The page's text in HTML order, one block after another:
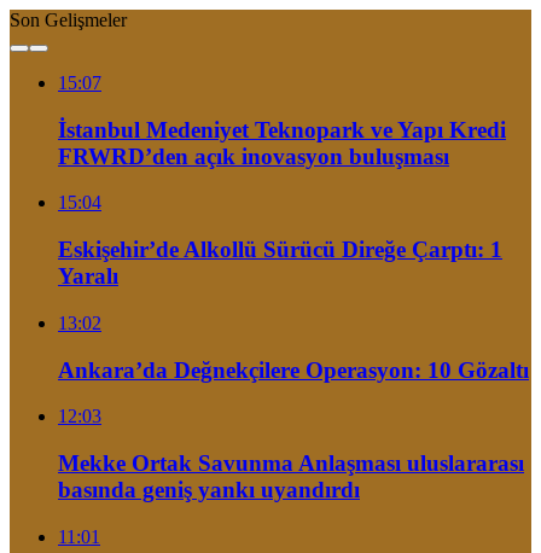
Son Gelişmeler
15:07
İstanbul Medeniyet Teknopark ve Yapı Kredi
FRWRD’den açık inovasyon buluşması
15:04
Eskişehir’de Alkollü Sürücü Direğe Çarptı: 1
Yaralı
13:02
Ankara’da Değnekçilere Operasyon: 10 Gözaltı
12:03
Mekke Ortak Savunma Anlaşması uluslararası
basında geniş yankı uyandırdı
11:01